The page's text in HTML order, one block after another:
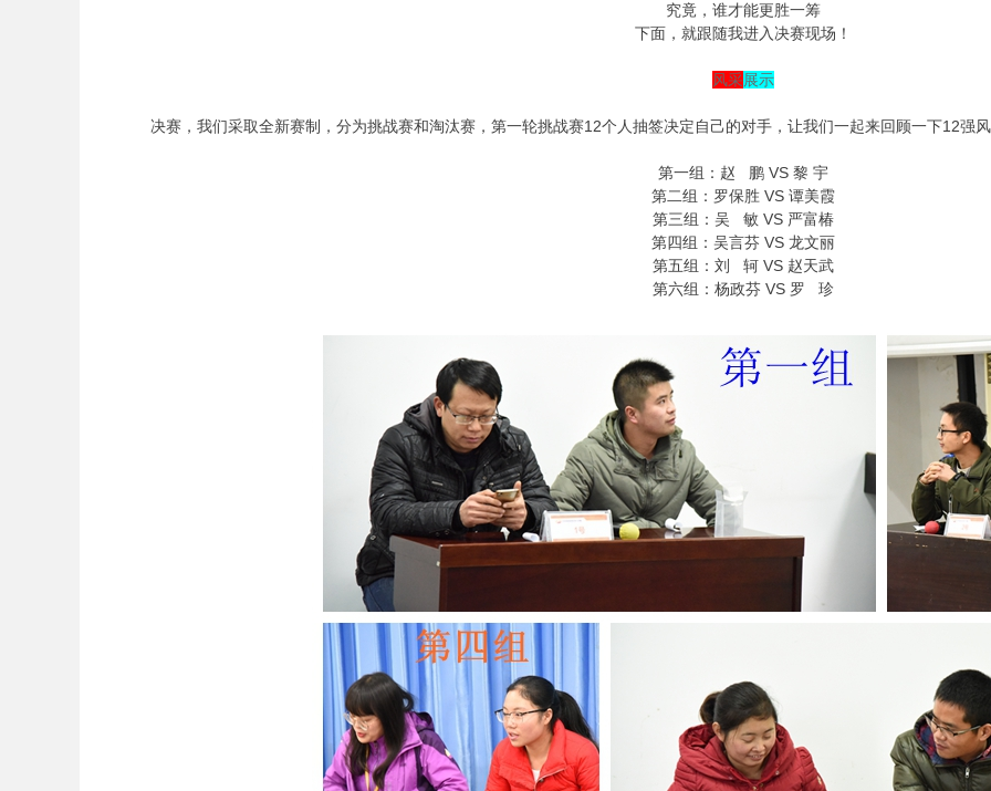
究竟，谁才能更胜一筹
下面，就跟随我进入决赛现场！
风采展示
决赛，我们采取全新赛制，分为挑战赛和淘汰赛，第一轮挑战赛12个人抽签决定自己的对手，让我们一起来回顾一下12强
第一组：赵 鹏 VS 黎 宇
第二组：罗保胜 VS 谭美霞
第三组：吴 敏 VS 严富椿
第四组：吴言芬 VS 龙文丽
第五组：刘 轲 VS 赵天武
第六组：杨政芬 VS 罗 珍